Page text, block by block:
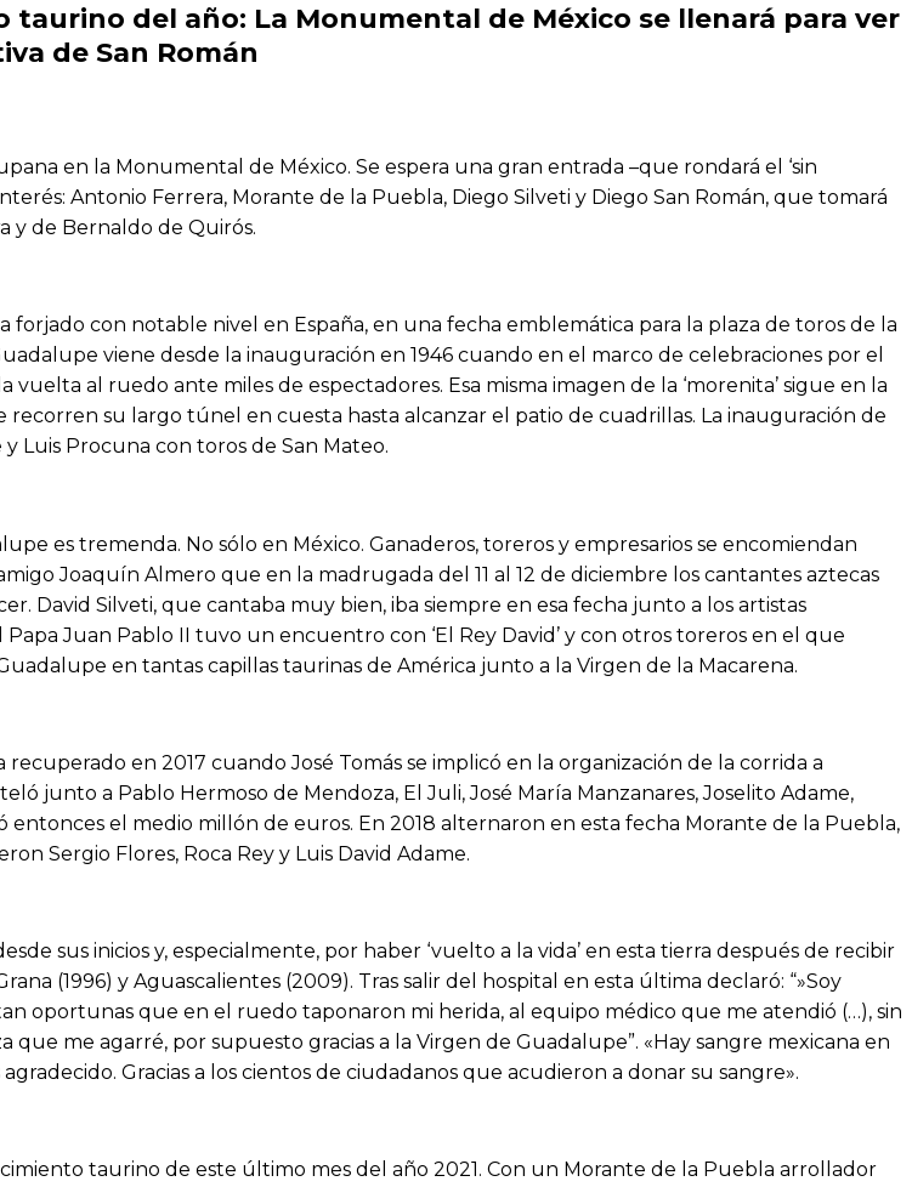
del año: La Monumental de México se llenará para ver
de San Román
en la Monumental de México. Se espera una gran entrada –que rondará el ‘sin
Antonio Ferrera, Morante de la Puebla, Diego Silveti y Diego San Román, que tomará
y de Bernaldo de Quirós.
forjado con notable nivel en España, en una fecha emblemática para la plaza de toros de la
viene desde la inauguración en 1946 cuando en el marco de celebraciones por el
al ruedo ante miles de espectadores. Esa misma imagen de la ‘morenita’ sigue en la
recorren su largo túnel en cuesta hasta alcanzar el patio de cuadrillas. La inauguración de
Luis Procuna con toros de San Mateo.
es tremenda. No sólo en México. Ganaderos, toreros y empresarios se encomiendan
Joaquín Almero que en la madrugada del 11 al 12 de diciembre los cantantes aztecas
David Silveti, que cantaba muy bien, iba siempre en esa fecha junto a los artistas
Juan Pablo II tuvo un encuentro con ‘El Rey David’ y con otros toreros en el que
en tantas capillas taurinas de América junto a la Virgen de la Macarena.
en 2017 cuando José Tomás se implicó en la organización de la corrida a
junto a Pablo Hermoso de Mendoza, El Juli, José María Manzanares, Joselito Adame,
entonces el medio millón de euros. En 2018 alternaron en esta fecha Morante de la Puebla,
Sergio Flores, Roca Rey y Luis David Adame.
sus inicios y, especialmente, por haber ‘vuelto a la vida’ en esta tierra después de recibir
(1996) y Aguascalientes (2009). Tras salir del hospital en esta última declaró: “»Soy
oportunas que en el ruedo taponaron mi herida, al equipo médico que me atendió (…), sin
me agarré, por supuesto gracias a la Virgen de Guadalupe”. «Hay sangre mexicana en
Gracias a los cientos de ciudadanos que acudieron a donar su sangre».
taurino de este último mes del año 2021. Con un Morante de la Puebla arrollador